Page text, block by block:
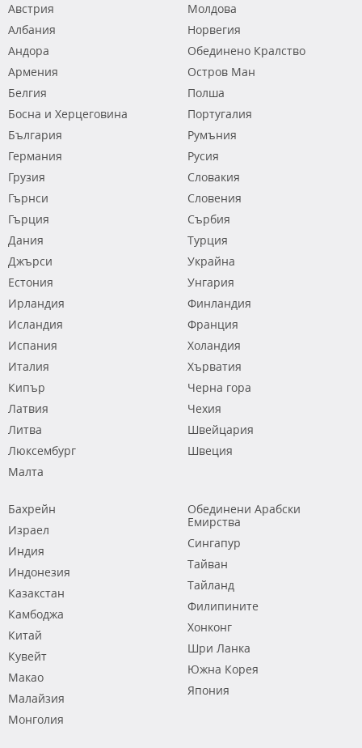
Австрия
Албания
Андора
Армения
Белгия
Босна и Херцеговина
България
Германия
Грузия
Гърнси
Гърция
Дания
Джърси
Естония
Ирландия
Исландия
Испания
Италия
Кипър
Латвия
Литва
Люксембург
Малта
Молдова
Норвегия
Обединено Кралство
Остров Ман
Полша
Португалия
Румъния
Русия
Словакия
Словения
Сърбия
Турция
Украйна
Унгария
Финландия
Франция
Холандия
Хърватия
Черна гора
Чехия
Швейцария
Швеция
Бахрейн
Израел
Индия
Индонезия
Казакстан
Камбоджа
Китай
Кувейт
Макао
Малайзия
Монголия
Обединени Арабски
Емирства
Сингапур
Тайван
Тайланд
Филипините
Хонконг
Шри Ланка
Южна Корея
Япония